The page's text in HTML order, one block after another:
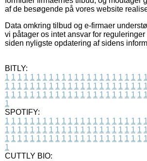
af de besøgende på vores website
Data omkring tilbud og e-firmaer
vi påtager os intet ansvar for reguleringer
siden nyligste opdatering af sidens
BITLY:
1 1 1 1 1 1 1 1 1 1 1 1 1 1 1 1 1 1 1 1 1 1 1
1 1 1 1 1 1 1 1 1 1 1 1 1 1 1 1 1 1 1 1 1 1 1
1 1 1 1 1 1 1 1 1 1 1 1 1 1 1 1 1 1 1 1 1 1 1
1
SPOTIFY:
1 1 1 1 1 1 1 1 1 1 1 1 1 1 1 1 1 1 1 1 1 1 1
1 1 1 1 1 1 1 1 1 1 1 1 1 1 1 1 1 1 1 1 1 1 1
1 1 1 1 1 1 1 1 1 1 1 1 1 1 1 1 1 1 1 1 1 1 1
1
CUTTLY BIO: